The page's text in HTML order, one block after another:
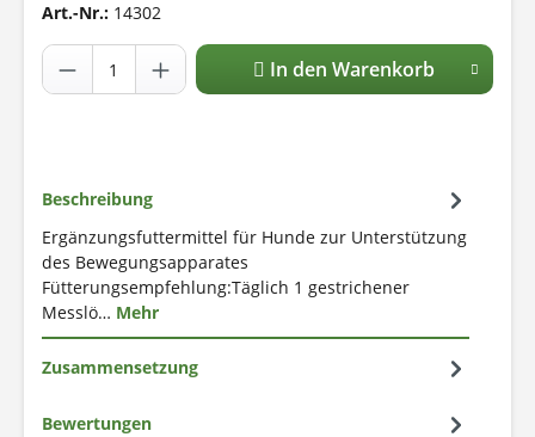
Art.-Nr.: 14302
In den Warenkorb
Beschreibung
Ergänzungsfuttermittel für Hunde zur Unterstützung
des Bewegungsapparates
Fütterungsempfehlung:Täglich 1 gestrichener
Messlö… Mehr
Zusammensetzung
Bewertungen